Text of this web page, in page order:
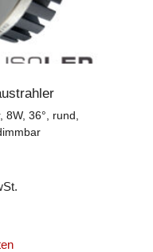
36°, rund,